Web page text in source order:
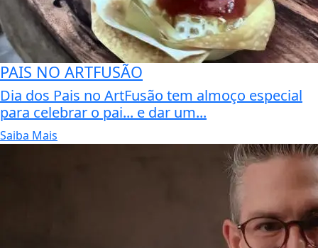
PAIS NO ARTFUSÃO
Dia dos Pais no ArtFusão tem almoço especial
para celebrar o pai... e dar um...
Saiba Mais